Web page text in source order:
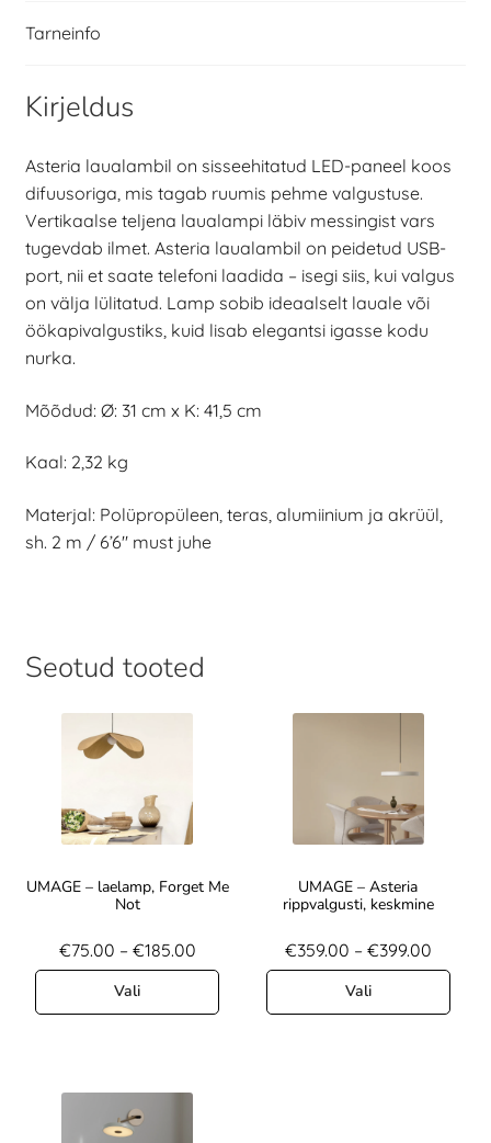
Tarneinfo
Kirjeldus
Asteria laualambil on sisseehitatud LED-paneel koos
difuusoriga, mis tagab ruumis pehme valgustuse.
Vertikaalse teljena laualampi läbiv messingist vars
tugevdab ilmet. Asteria laualambil on peidetud USB-
port, nii et saate telefoni laadida – isegi siis, kui valgus
on välja lülitatud. Lamp sobib ideaalselt lauale või
öökapivalgustiks, kuid lisab elegantsi igasse kodu
nurka.
Mõõdud: Ø: 31 cm x K: 41,5 cm
Kaal: 2,32 kg
Materjal: Polüpropüleen, teras, alumiinium ja akrüül,
sh. 2 m / 6’6″ must juhe
Seotud tooted
UMAGE – laelamp, Forget Me
Not
€75.00 – €185.00
Vali
UMAGE – Asteria
rippvalgusti, keskmine
€359.00 – €399.00
Vali